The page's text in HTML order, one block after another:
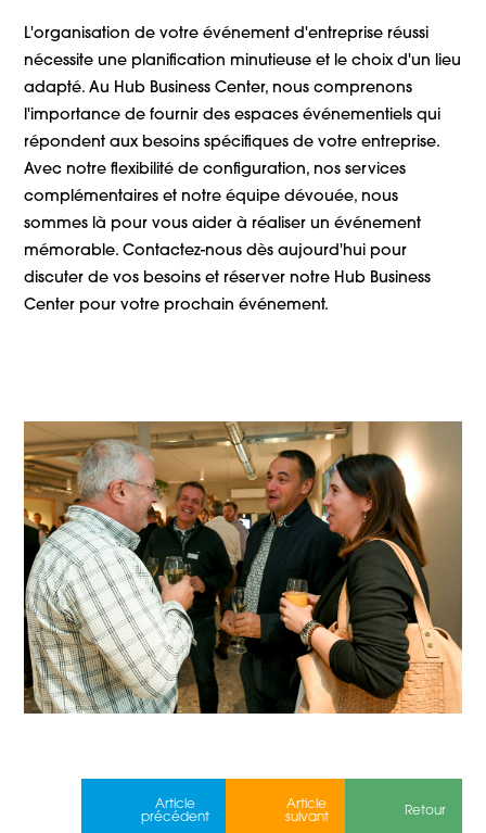
L'organisation de votre événement d'entreprise réussi
nécessite une planification minutieuse et le choix d'un lieu
adapté. Au Hub Business Center, nous comprenons
l'importance de fournir des espaces événementiels qui
répondent aux besoins spécifiques de votre entreprise.
Avec notre flexibilité de configuration, nos services
complémentaires et notre équipe dévouée, nous
sommes là pour vous aider à réaliser un événement
mémorable. Contactez-nous dès aujourd'hui pour
discuter de vos besoins et réserver notre Hub Business
Center pour votre prochain événement.
Article
précédent
Article
suivant
Retour